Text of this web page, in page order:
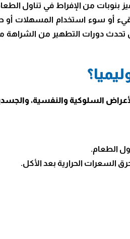
من الإفراط في تناول
أو سوء استخدام المسهلات أو
تحدث دورات التطهير من الشراهة
السلوكية والنفسية،
الطعام.
السعرات الحرارية بعد الأكل.